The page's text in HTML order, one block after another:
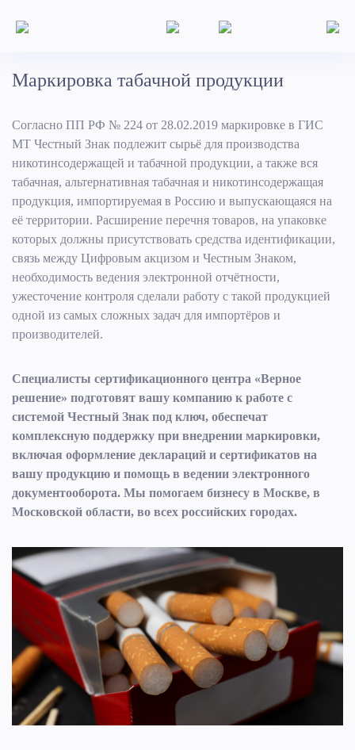
Маркировка табачной продукции
Согласно ПП РФ № 224 от 28.02.2019 маркировке в ГИС
МТ Честный Знак подлежит сырьё для производства
никотинсодержащей и табачной продукции, а также вся
табачная, альтернативная табачная и никотинсодержащая
продукция, импортируемая в Россию и выпускающаяся на
её территории. Расширение перечня товаров, на упаковке
которых должны присутствовать средства идентификации,
связь между Цифровым акцизом и Честным Знаком,
необходимость ведения электронной отчётности,
ужесточение контроля сделали работу с такой продукцией
одной из самых сложных задач для импортёров и
производителей.
Специалисты сертификационного центра «Верное
решение» подготовят вашу компанию к работе с
системой Честный Знак под ключ, обеспечат
комплексную поддержку при внедрении маркировки,
включая оформление деклараций и сертификатов на
вашу продукцию и помощь в ведении электронного
документооборота. Мы помогаем бизнесу в Москве, в
Московской области, во всех российских городах.